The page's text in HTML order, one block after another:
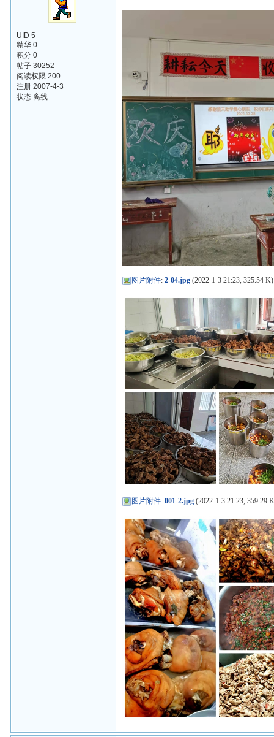
UID 5
精华 0
积分 0
帖子 30252
阅读权限 200
注册 2007-4-3
状态 离线
图片附件:2-04.jpg (2022-1-3 21:23, 325.54 K)
图片附件:001-2.jpg (2022-1-3 21:23, 359.29